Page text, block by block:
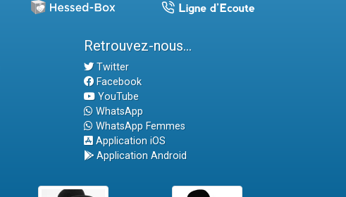
Retrouvez-nous...
Twitter
Facebook
YouTube
WhatsApp
WhatsApp Femmes
Application iOS
Application Android